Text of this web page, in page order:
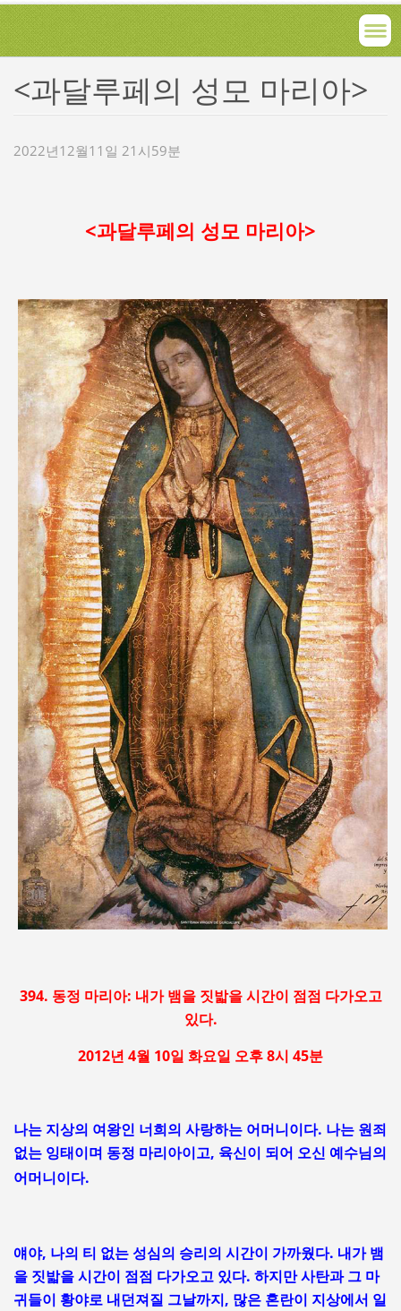
<과달루페의 성모 마리아>
2022년12월11일 21시59분
<과달루페의 성모 마리아>
394. 동정 마리아: 내가 뱀을 짓밟을 시간이 점점 다가오고
있다.
2012년 4월 10일 화요일 오후 8시 45분
나는 지상의 여왕인 너희의 사랑하는 어머니이다. 나는 원죄
없는 잉태이며 동정 마리아이고, 육신이 되어 오신 예수님의
어머니이다.
얘야, 나의 티 없는 성심의 승리의 시간이 가까웠다. 내가 뱀
을 짓밟을 시간이 점점 다가오고 있다. 하지만 사탄과 그 마
귀들이 황야로 내던져질 그날까지, 많은 혼란이 지상에서 일